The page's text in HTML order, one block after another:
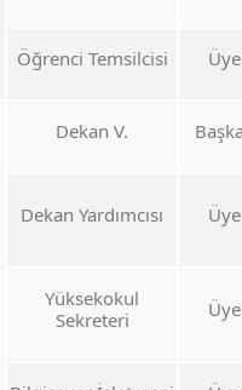
Öğrenci Temsilcisi Üye
Dekan V.
Dekan Yardımcısı Üye
Yüksekokul
Sekreteri
Üye